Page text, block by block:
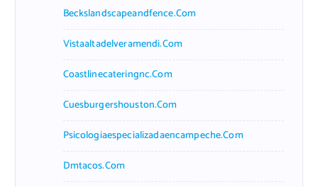
Beckslandscapeandfence.com
Vistaaltadelveramendi.com
Coastlinecateringnc.com
Cuesburgershouston.com
Psicologiaespecializadaencampeche.com
Dmtacos.com